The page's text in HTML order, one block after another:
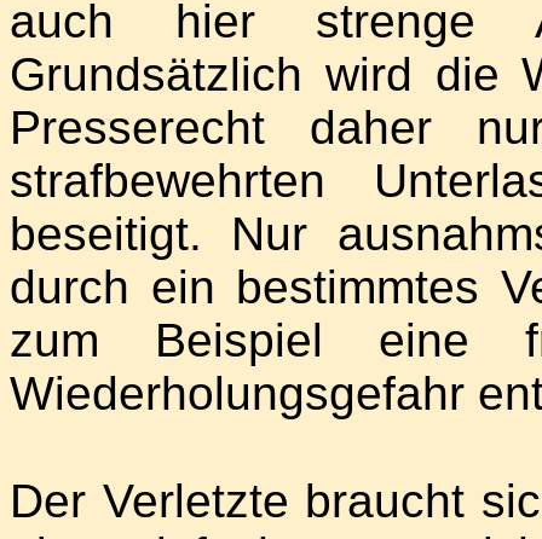
auch hier strenge
Grundsätzlich wird die
Presserecht daher
strafbewehrten
beseitigt. Nur
durch ein bestimmtes
zum Beispiel eine
Wiederholungsgefahr
Der Verletzte braucht